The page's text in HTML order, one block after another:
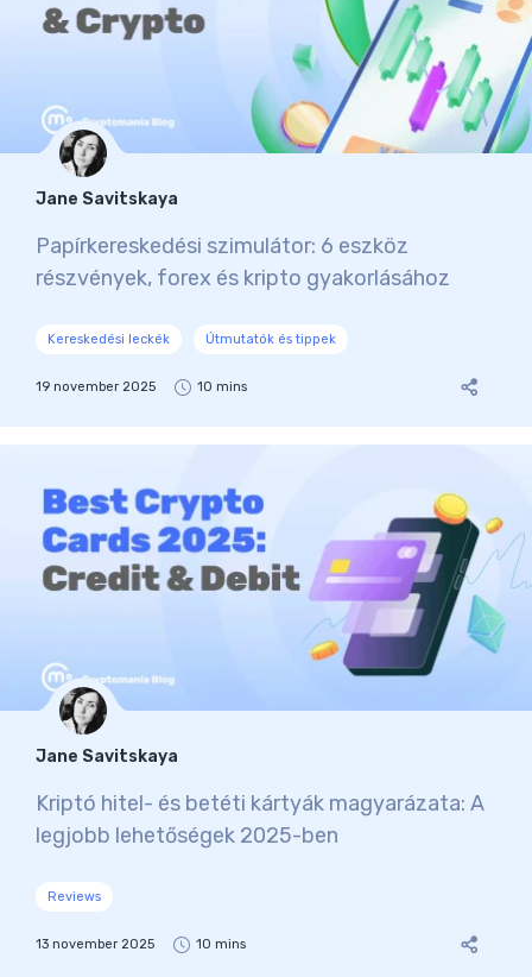
Jane Savitskaya
Papírkereskedési szimulátor: 6 eszköz
részvények, forex és kripto gyakorlásához
Kereskedési leckék Útmutatók és tippek
19 november 2025 10 mins
Jane Savitskaya
Kriptó hitel- és betéti kártyák magyarázata: A
legjobb lehetőségek 2025-ben
Reviews
13 november 2025 10 mins